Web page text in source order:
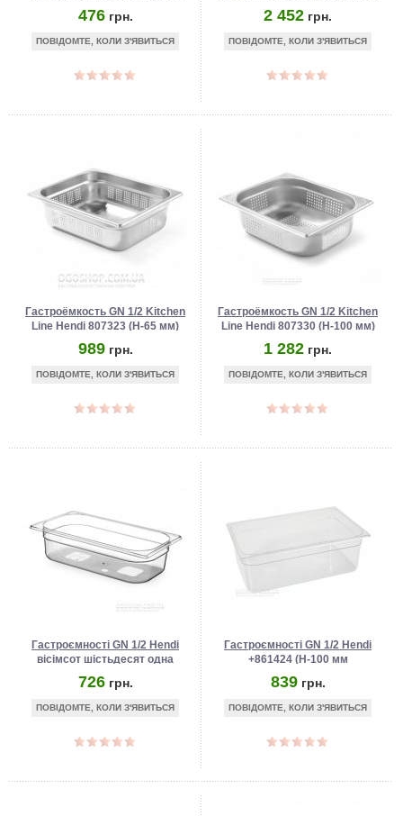
476 грн.
ПОВІДОМТЕ, КОЛИ З'ЯВИТЬСЯ
Hendi 804025
2 452 грн.
ПОВІДОМТЕ, КОЛИ З'ЯВИТЬСЯ
Гастроёмкость GN 1/2 Kitchen
Line Hendi 807323 (Н-65 мм)
989 грн.
ПОВІДОМТЕ, КОЛИ З'ЯВИТЬСЯ
Гастроёмкость GN 1/2 Kitchen
Line Hendi 807330 (Н-100 мм)
1 282 грн.
ПОВІДОМТЕ, КОЛИ З'ЯВИТЬСЯ
Гастроємності GN 1/2 Hendi
вісімсот шістьдесят одна
тисяча чотиреста тридцять
один (Н-65 мм полікарбонат)
726 грн.
ПОВІДОМТЕ, КОЛИ З'ЯВИТЬСЯ
Гастроємності GN 1/2 Hendi
+861424 (Н-100 мм
полікарбонат)
839 грн.
ПОВІДОМТЕ, КОЛИ З'ЯВИТЬСЯ